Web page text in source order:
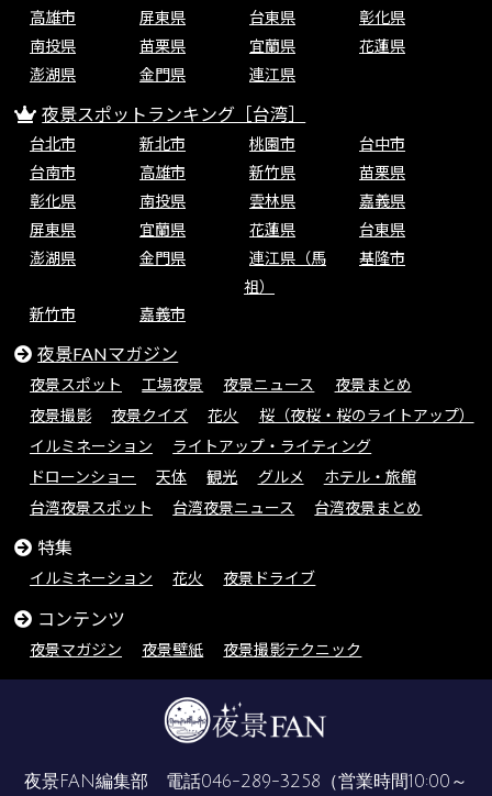
高雄市
屏東県 台東県
彰化県
南投県
苗栗県 宜蘭県
花蓮県
澎湖県
金門県 連江県
夜景スポットランキング［台湾］
台北市 新北市 桃園市
台中市
台南市
高雄市 新竹県
苗栗県
彰化県
南投県 雲林県
嘉義県
屏東県
宜蘭県 花蓮県
台東県
澎湖県
金門県
連江県（馬
祖）
基隆市
新竹市 嘉義市
夜景FANマガジン
夜景スポット 工場夜景 夜景ニュース
夜景まとめ
夜景撮影
夜景クイズ 花火
桜（夜桜・桜のライトアップ）
イルミネーション
ライトアップ・ライティング
ドローンショー
天体 観光 グルメ
ホテル・旅館
台湾夜景スポット
台湾夜景ニュース 台湾夜景まとめ
特集
イルミネーション 花火 夜景ドライブ
コンテンツ
夜景マガジン 夜景壁紙 夜景撮影テクニック
夜景FAN編集部 電話046-289-3258 （営業時間10:00～